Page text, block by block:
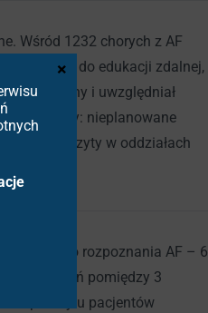
Wśród 1232 chorych z AF
293 do edukacji zdalnej,
i uwzględniał
końcowy: nieplanowane
(CV), wizyty w oddziałach
rozpoznania AF – 6
zdarzeń pomiędzy 3
punkty u pacjentów
×